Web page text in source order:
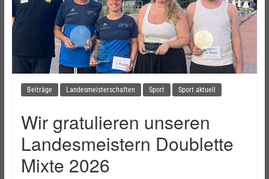
Beiträge Landesmeisterschaften Sport Sport aktuell
Wir gratulieren unseren
Landesmeistern Doublette
Mixte 2026